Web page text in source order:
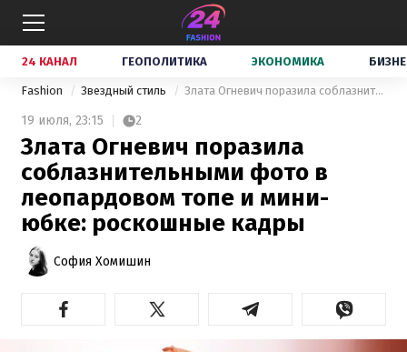
24 КАНАЛ ГЕОПОЛИТИКА ЭКОНОМИКА
Fashion Звездный стиль Злата Огневич поразила соблазнительными фото в леопардовом топе и мини-юбке: роскошные кадры
19 июля, 23:15 2
Злата Огневич поразила
соблазнительными фото в
леопардовом топе и мини-
юбке: роскошные кадры
София Хомишин